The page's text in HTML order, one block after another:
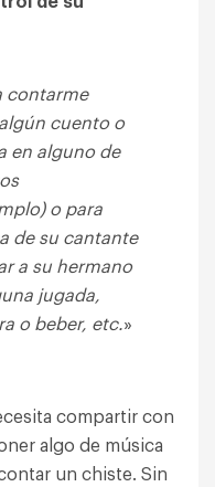
contarme
cuento o
en alguno de
o para
de su cantante
a su hermano
jugada,
o beber, etc.»
compartir con
algo de música
un chiste. Sin